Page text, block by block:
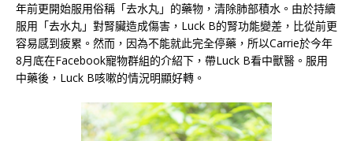
年前更開始服用俗稱「去水丸」的藥物，清除肺部積水。由於持續
服用「去水丸」對腎臟造成傷害，Luck B的腎功能變差，比從前更
容易感到疲累。然而，因為不能就此完全停藥，所以Carrie於今年
8月底在Facebook寵物群組的介紹下，帶Luck B看中獸醫。服用
中藥後，Luck B咳嗽的情況明顯好轉。